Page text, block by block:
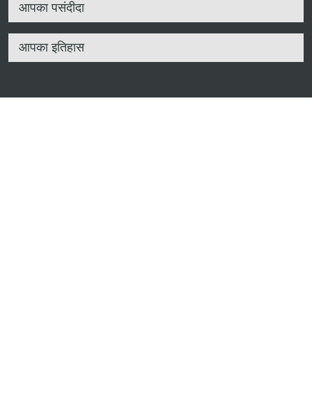
आपका पसंदीदा
आपका इतिहास